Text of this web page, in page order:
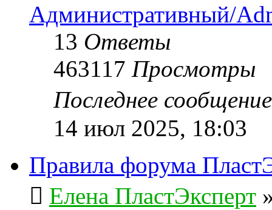
Административный/
13 Ответы
463117 Просмотры
Последнее
14 июл 2025, 18:03
Правила форума
Елена ПластЭксперт